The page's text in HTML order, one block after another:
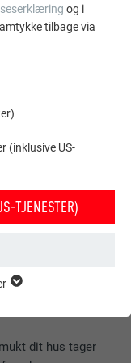
dit hus tager
og i
tilbage via
(inklusive US-
TJENESTER)
fungerer